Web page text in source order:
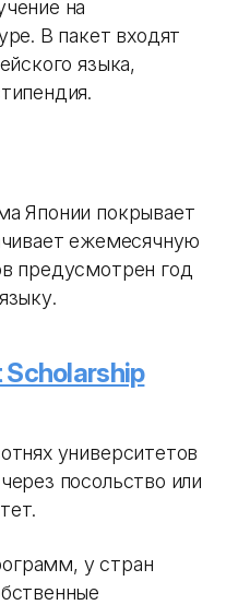
на
В пакет входят
языка,
Японии покрывает
ежемесячную
предусмотрен год
университетов
посольство или
у стран